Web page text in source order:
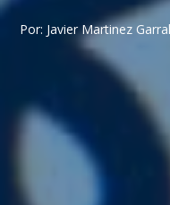
Por: Javier Martinez